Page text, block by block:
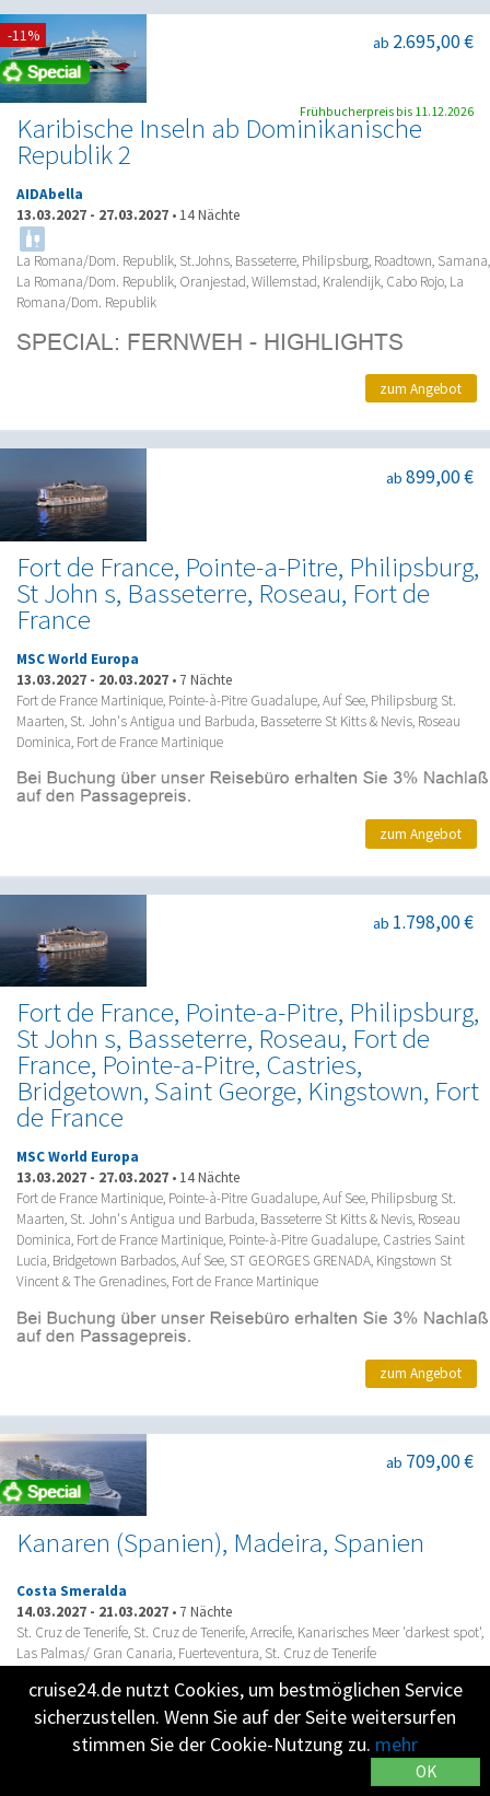
Karibische Inseln ab Dominikanische
Republik 2
ab 2.695,00 €
AIDAbella
13.03.2027 - 27.03.2027 • 14 Nächte
La Romana/Dom. Republik, St.Johns, Basseterre, Philipsburg, Roadtown, Samana,
La Romana/Dom. Republik, Oranjestad, Willemstad, Kralendijk, Cabo Rojo, La
Romana/Dom. Republik
-11%
Frühbucherpreis bis 11.12.2026
zum Angebot
Fort de France, Pointe-a-Pitre, Philipsburg,
St John s, Basseterre, Roseau, Fort de
France
ab 899,00 €
MSC World Europa
13.03.2027 - 20.03.2027 • 7 Nächte
Fort de France Martinique, Pointe-à-Pitre Guadalupe, Auf See, Philipsburg St.
Maarten, St. John's Antigua und Barbuda, Basseterre St Kitts & Nevis, Roseau
Dominica, Fort de France Martinique
zum Angebot
Fort de France, Pointe-a-Pitre, Philipsburg,
St John s, Basseterre, Roseau, Fort de
France, Pointe-a-Pitre, Castries,
Bridgetown, Saint George, Kingstown, Fort
de France
ab 1.798,00 €
MSC World Europa
13.03.2027 - 27.03.2027 • 14 Nächte
Fort de France Martinique, Pointe-à-Pitre Guadalupe, Auf See, Philipsburg St.
Maarten, St. John's Antigua und Barbuda, Basseterre St Kitts & Nevis, Roseau
Dominica, Fort de France Martinique, Pointe-à-Pitre Guadalupe, Castries Saint
Lucia, Bridgetown Barbados, Auf See, ST GEORGES GRENADA, Kingstown St
Vincent & The Grenadines, Fort de France Martinique
zum Angebot
Kanaren (Spanien), Madeira, Spanien
ab 709,00 €
Costa Smeralda
14.03.2027 - 21.03.2027 • 7 Nächte
St. Cruz de Tenerife, St. Cruz de Tenerife, Arrecife, Kanarisches Meer 'darkest spot',
Las Palmas/ Gran Canaria, Fuerteventura, St. Cruz de Tenerife
cruise24.de nutzt Cookies, um bestmöglichen Service
sicherzustellen. Wenn Sie auf der Seite weitersurfen
stimmen Sie der Cookie-Nutzung zu. mehr
OK